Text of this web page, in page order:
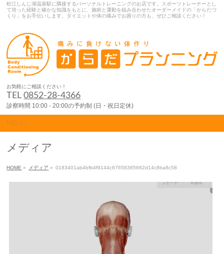
松江しんじ湖温泉駅に隣接するパーソナルトレーニングのお店です。スポーツトレーナーとし
て培った経験と確かな知識をもとに、施術と運動を組み合わせたオーダーメイドの「からだづ
くり」をお手伝いします。ダイエットや体の痛みでお困りの方も、ぜひご相談ください！
お気軽にご相談ください！
TEL0852-28-4366
診察時間 10:00 - 20:00の予約制 (日・祝日定休)
MENU
メディア
HOME » メディア » 0183401ab4bfb4f9144c67658385662d14c8ba8c58